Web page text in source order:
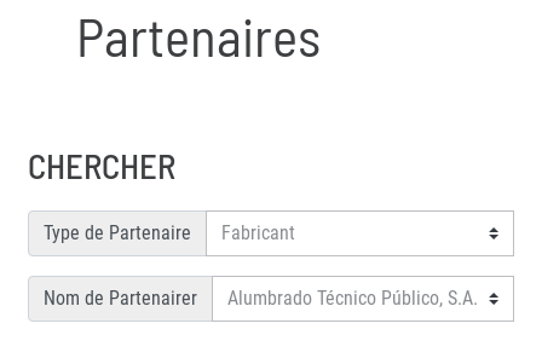
Partenaires
CHERCHER
Type de Partenaire
Nom de Partenairer